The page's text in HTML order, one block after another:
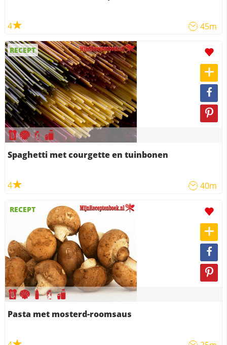
4 45m
RECEPT
Spaghetti met courgette en tuinbonen
4 40m
RECEPT
Pasta met mosterd-roomsaus